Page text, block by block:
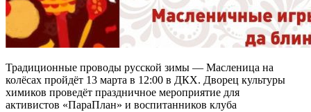
Традиционные проводы русской зимы — Масленица на
колёсах пройдёт 13 марта в 12:00 в ДКХ. Дворец культуры
химиков проведёт праздничное мероприятие для
активистов «ПараПлан» и воспитанников клуба